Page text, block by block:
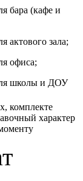
бара (кафе и
актового зала;
офиса;
школы и ДОУ
комплекте
характер